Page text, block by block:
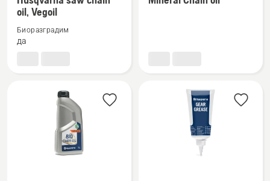
подробности
за
Husqvarna
oil, Vegoil
Биоразградим
да